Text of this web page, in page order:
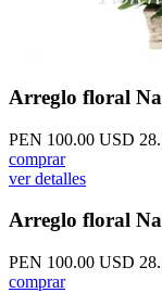
Arreglo floral
PEN 100.00 USD
comprar
ver detalles
Arreglo floral
PEN 100.00 USD
comprar